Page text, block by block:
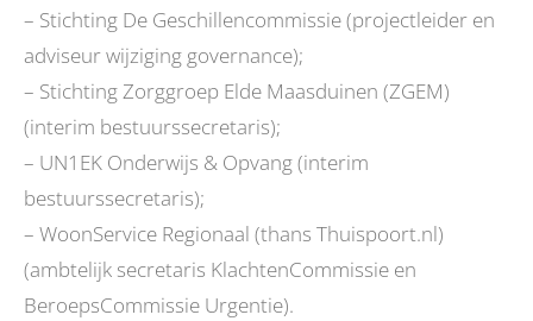
– Stichting De Geschillencommissie (projectleider en
adviseur wijziging governance);
– Stichting Zorggroep Elde Maasduinen (ZGEM)
(interim bestuurssecretaris);
– UN1EK Onderwijs & Opvang (interim
bestuurssecretaris);
– WoonService Regionaal (thans Thuispoort.nl)
(ambtelijk secretaris KlachtenCommissie en
BeroepsCommissie Urgentie).